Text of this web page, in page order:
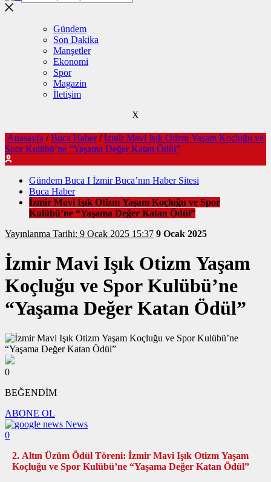
Gündem
Son Dakika
Manşetler
Ekonomi
Spor
Magazin
İletişim
X
Anasayfa / Buca Haber / İzmir Mavi Işık Otizm Yaşam Koçluğu ve
Spor Kulübü’ne “Yaşama Değer Katan Ödül”
Gündem Buca I İzmir Buca’nın Haber Sitesi
Buca Haber
İzmir Mavi Işık Otizm Yaşam Koçluğu ve Spor
Kulübü’ne “Yaşama Değer Katan Ödül”
Yayınlanma Tarihi: 9 Ocak 2025 15:37 9 Ocak 2025
İzmir Mavi Işık Otizm Yaşam
Koçluğu ve Spor Kulübü’ne
“Yaşama Değer Katan Ödül”
0
BEĞENDİM
ABONE OL
News
0
2. Altın Üzüm Ödül Töreni: İzmir Mavi Işık Otizm Yaşam
Koçluğu ve Spor Kulübü’ne “Yaşama Değer Katan Ödül”